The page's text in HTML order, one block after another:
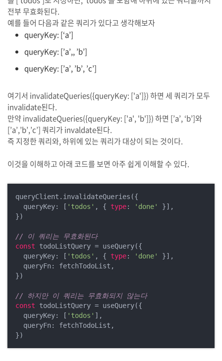
전부 무효화된다.
예를 들어 다음과 같은 쿼리가 있다고 생각해보자
queryKey: [‘a’]
queryKey: [’a’,, ’b’]
queryKey: [’a’, ’b’, ’c’]
여기서 invalidateQueries({queryKey: ['a']}) 하면 세 쿼리가 모두
invalidate된다.
만약 invalidateQueries({queryKey: ['a', 'b']}) 하면 [’a’, ‘b’]와
[’a’,’b’,’c’] 쿼리가 invaldate된다.
즉 지정한 쿼리와, 하위에 있는 쿼리가 대상이 되는 것이다.
이것을 이해하고 아래 코드를 보면 아주 쉽게 이해할 수 있다.
queryClient.invalidateQueries({
  queryKey: [
'todos' , { type: 'done'
}],
})
// 이 쿼리는 무효화된다
const todoListQuery = useQuery({
  queryKey: [
'todos' , { type: 'done'
}],
  queryFn: fetchTodoList,
})
// 하지만 이 쿼리는 무효화되지 않는다
const todoListQuery = useQuery({
  queryKey: [
'todos' ],
  queryFn: fetchTodoList,